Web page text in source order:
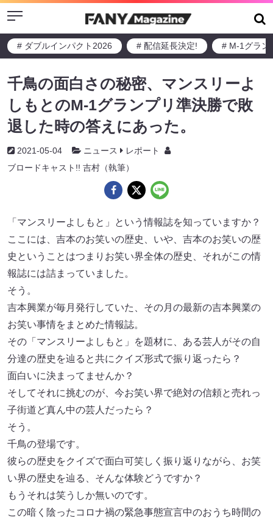
Menu
# ダブルインパクト2026 # 配信延長決定! # M-1グラン
千鳥の面白さの秘密、マンスリーよ
しもとのM-1グランプリ準決勝で敗
退した時の答えにあった。
2021-05-04 ニュース
レポート
ブロードキャスト!! 吉村（執筆）
「マンスリーよしもと」という情報誌を知っていますか？
ここには、吉本のお笑いの歴史、いや、吉本のお笑いの歴
史ということはつまりお笑い界全体の歴史、それがこの情
報誌には詰まっていました。
そう。
吉本興業が毎月発行していた、その月の最新の吉本興業の
お笑い事情をまとめた情報誌。
その「マンスリーよしもと」を題材に、ある芸人がその自
分達の歴史を辿ると共にクイズ形式で振り返ったら？
面白いに決まってませんか？
そしてそれに挑むのが、今お笑い界で絶対の信頼と売れっ
子街道ど真ん中の芸人だったら？
そう。
千鳥の登場です。
彼らの歴史をクイズで面白可笑しく振り返りながら、お笑
い界の歴史を辿る、そんな体験どうですか？
もうそれは笑うしか無いのです。
この暗く陰ったコロナ禍の緊急事態宣言中のおうち時間の